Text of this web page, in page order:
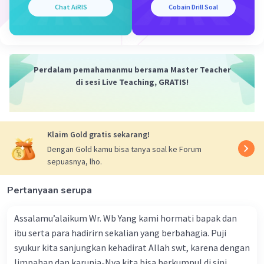
agama yang dapat menyebabkan konflik dan
3. Aspek Budaya:
pentingnya melestarikan budaya dan identitas
nasional. Ia menggambarkan kekayaan budaya
globalisasi terhadap budaya lokal, di mana
budaya asing mulai menggeser budaya
tradisional. Melalui karakter-karakternya,
pengarang mengajak pembaca untuk
menghargai dan menjaga keberagaman budaya
Indonesia.
Bercerita" mencerminkan keprihatinan terhadap
ketidakadilan sosial, pentingnya toleransi
antaragama, dan perlunya melestarikan budaya.
Chat AiRIS Cobain Drill Soal
Perdalam pemahamanmu bersama Master Teacher
di sesi Live Teaching, GRATIS!
Klaim Gold gratis sekarang!
Dengan Gold kamu bisa tanya soal ke Forum
sepuasnya, lho.
Pertanyaan serupa
Assalamu’alaikum Wr. Wb Yang kami hormati bapak dan
ibu serta para hadirirn sekalian yang berbahagia. Puji
syukur kita sanjungkan kehadirat Allah swt, karena dengan